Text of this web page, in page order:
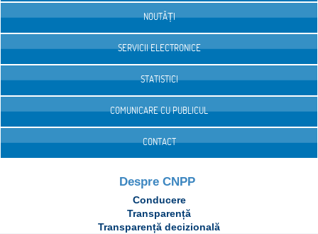
NOUTĂȚI
SERVICII ELECTRONICE
STATISTICI
COMUNICARE CU PUBLICUL
CONTACT
Despre CNPP
Conducere
Transparență
Transparență decizională